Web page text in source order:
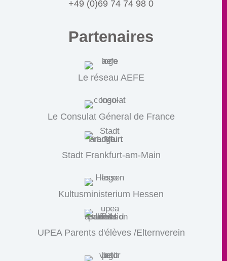
+49 (0)69 74 74 98 0
Partenaires
Le réseau AEFE
Le Consulat Géneral de France
Stadt Frankfurt-am-Main
Kultusministerium Hessen
UPEA Parents d'élèves /Elternverein